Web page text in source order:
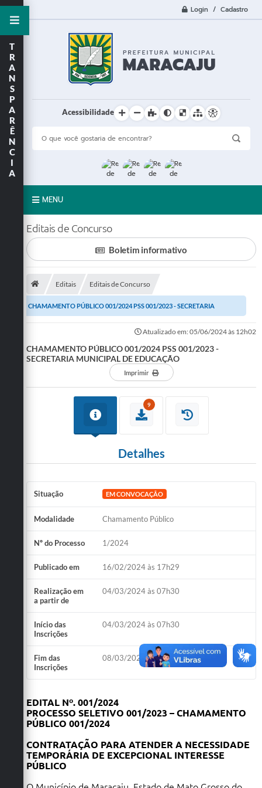
Login / Cadastro
Acessibilidade
MENU
A Cidade
Diário Oficial
LGPD
Transparência
Controladoria Geral Municipal
Vigilância Sanitária
Serviços para o cidadão
Serviços para a empresa
Serviços para o Servidor
Plano Municipal de Enfrentamento da Pandemia em
Decorrência de COVID-19 Comércio - Adesão ao
Protocolo
Plano Municipal de Enfrentamento da Pandemia em
Decorrência de COVID-19 Educação - Adesão ao
Protocolo
Downloads
Telefones Úteis
T
R
A
N
S
P
A
R
Ê
N
C
I
A
Editais de Concurso
Boletim informativo
Editais Editais de Concurso
CHAMAMENTO PÚBLICO 001/2024 PSS 001/2023 - SECRETARIA
Atualizado em: 05/06/2024 às 12h02
CHAMAMENTO PÚBLICO 001/2024 PSS 001/2023 -
SECRETARIA MUNICIPAL DE EDUCAÇÃO
Imprimir
9
Detalhes
Situação EM CONVOCAÇÃO
Modalidade Chamamento Público
Nº do Processo 1/2024
Publicado em 16/02/2024 às 17h29
Realização em
a partir de
04/03/2024 às 07h30
Início das
Inscrições
04/03/2024 às 07h30
Fim das
Inscrições
08/03/2024 às 10h30
EDITAL Nº. 001/2024
PROCESSO SELETIVO 001/2023 – CHAMAMENTO
PÚBLICO 001/2024
CONTRATAÇÃO PARA ATENDER A NECESSIDADE
TEMPORÁRIA DE EXCEPCIONAL INTERESSE
PÚBLICO